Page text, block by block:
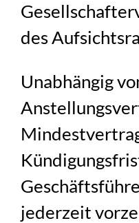
des
Unabhängig
jederzeit